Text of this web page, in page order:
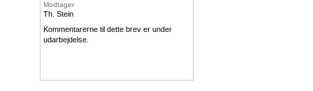
Modtager
Th. Stein
Kommentarerne til dette brev er under
udarbejdelse.